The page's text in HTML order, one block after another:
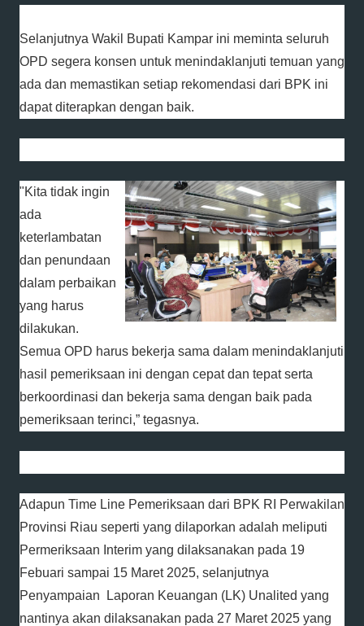
Selanjutnya Wakil Bupati Kampar ini meminta seluruh
OPD segera konsen untuk menindaklanjuti temuan yang
ada dan memastikan setiap rekomendasi dari BPK ini
dapat diterapkan dengan baik.
"Kita tidak ingin
ada
keterlambatan
dan penundaan
dalam perbaikan
yang harus
dilakukan.
Semua OPD harus bekerja sama dalam menindaklanjuti
hasil pemeriksaan ini dengan cepat dan tepat serta
berkoordinasi dan bekerja sama dengan baik pada
pemeriksaan terinci,” tegasnya.
Adapun Time Line Pemeriksaan dari BPK RI Perwakilan
Provinsi Riau seperti yang dilaporkan adalah meliputi
Permeriksaan Interim yang dilaksanakan pada 19
Febuari sampai 15 Maret 2025, selanjutnya
Penyampaian Laporan Keuangan (LK) Unalited yang
nantinya akan dilaksanakan pada 27 Maret 2025 yang